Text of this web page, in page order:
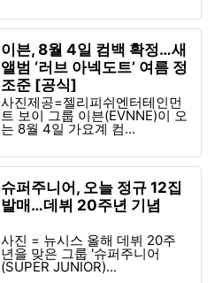
이븐, 8월 4일 컴백 확정…새
앨범 ‘러브 아넥도트’ 여름 정
조준 [공식]
사진제공=젤리피쉬엔터테인먼
트 보이 그룹 이븐(EVNNE)이 오
는 8월 4일 가요계 컴...
슈퍼주니어, 오늘 정규 12집
발매…데뷔 20주년 기념
사진 = 뉴시스 올해 데뷔 20주
년을 맞은 그룹 '슈퍼주니어
(SUPER JUNIOR)...